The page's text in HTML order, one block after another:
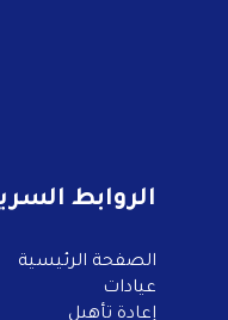
الروابط
الصفحة الرئيسية
عيادات
إعادة تأهيل